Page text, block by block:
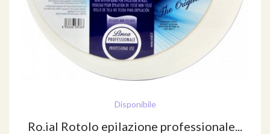
Disponibile
Ro.ial Rotolo epilazione professionale...